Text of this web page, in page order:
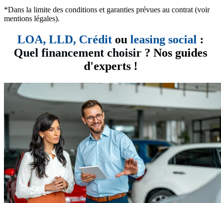
*Dans la limite des conditions et garanties prévues au contrat (voir
mentions légales).
LOA, LLD, Crédit ou leasing social :
Quel financement choisir ? Nos guides
d'experts !